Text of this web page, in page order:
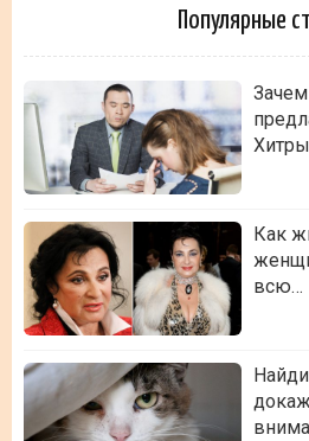
Популярные
Как
всю…